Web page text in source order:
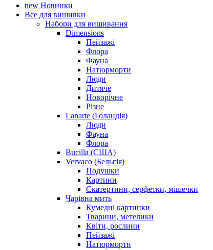
new Новинки
Все для вишивки
Набори для вишивання
Dimensions
Пейзажі
Флора
Фауна
Натюрморти
Люди
Дитяче
Новорічне
Різне
Lanarte (Голандія)
Люди
Фауна
Флора
Bucilla (США)
Vervaco (Бельгія)
Подушки
Картини
Скатертини, серфетки, мішечки
Чарiвна мить
Кумедні картинки
Тварини, метелики
Квіти, рослини
Пейзажі
Натюрморти